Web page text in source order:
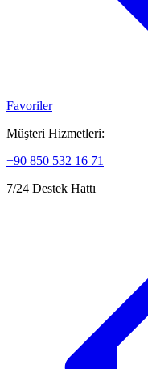
Favoriler
Müşteri Hizmetleri:
+90 850 532 16 71
7/24 Destek Hattı